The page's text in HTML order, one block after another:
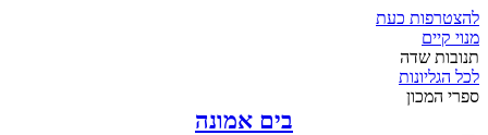
להצטרפות כעת
מנוי קיים
תנובות שדה
לכל הגליונות
ספרי המכון
בים אמונה